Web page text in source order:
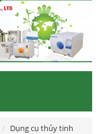
Dụng cụ thủy tinh